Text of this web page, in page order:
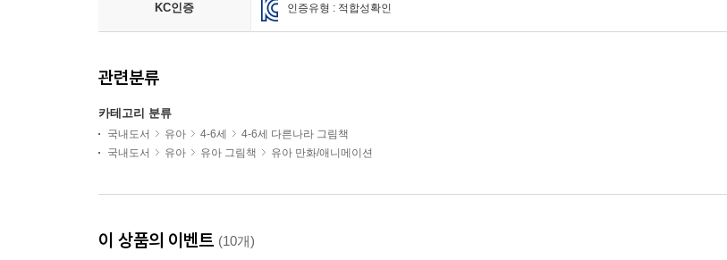
KC인증 인증유형 : 적합성확인
관련분류
카테고리 분류
국내도서 유아 4-6세
4-6세 다른나라 그림책
국내도서
유아 유아 그림책 유아 만화/애니메이션
이 상품의 이벤트 (10개)